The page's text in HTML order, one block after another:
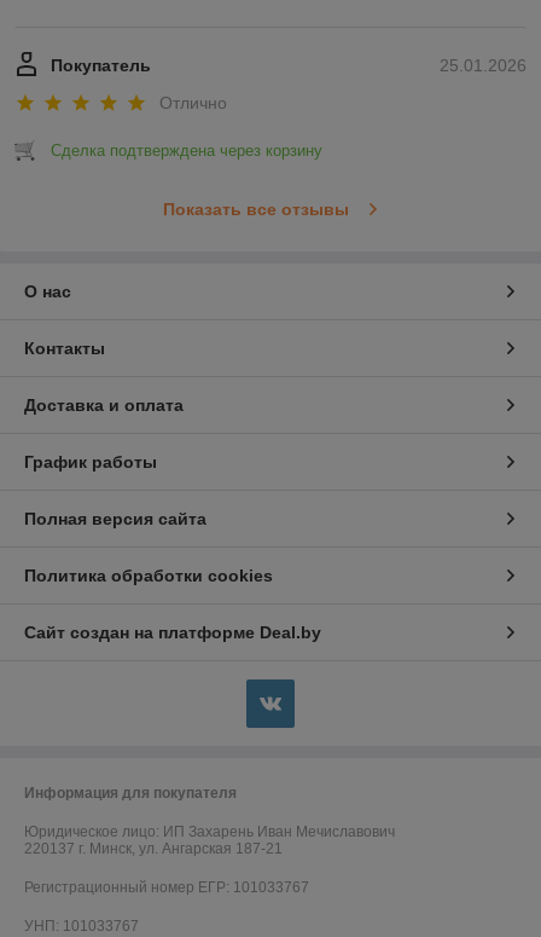
25.01.2026
Покупатель
Отлично
Сделка подтверждена через корзину
Показать все отзывы
О нас
Контакты
Доставка и оплата
График работы
Полная версия сайта
Политика обработки cookies
Сайт создан на платформе Deal.by
Информация для покупателя
Юридическое лицо: ИП Захарень Иван Мечиславович
220137 г. Минск, ул. Ангарская 187-21
Регистрационный номер ЕГР: 101033767
УНП: 101033767